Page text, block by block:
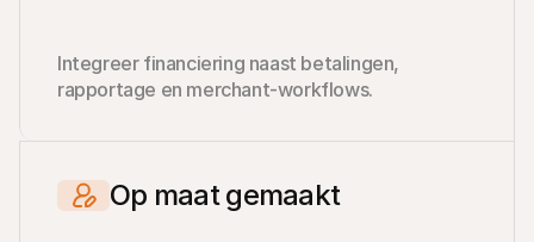
Integreer financiering naast betalingen,
rapportage en merchant-workflows.
Op maat gemaakt